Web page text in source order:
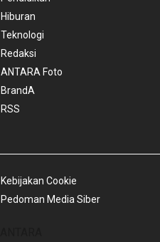
Hiburan
Teknologi
Redaksi
ANTARA Foto
BrandA
RSS
Kebijakan Cookie
Pedoman Media Siber